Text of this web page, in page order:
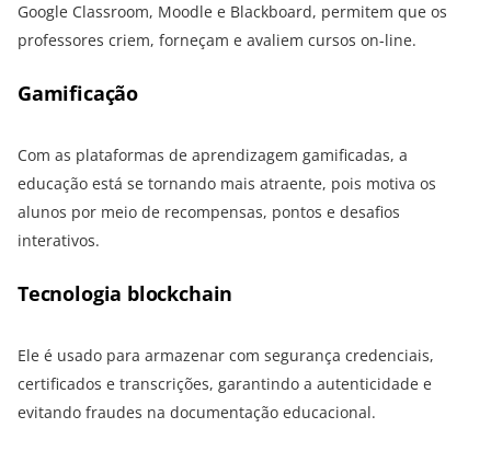
Google Classroom, Moodle e Blackboard, permitem que os
professores criem, forneçam e avaliem cursos on-line.
Gamificação
Com as plataformas de aprendizagem gamificadas, a
educação está se tornando mais atraente, pois motiva os
alunos por meio de recompensas, pontos e desafios
interativos.
Tecnologia blockchain
Ele é usado para armazenar com segurança credenciais,
certificados e transcrições, garantindo a autenticidade e
evitando fraudes na documentação educacional.